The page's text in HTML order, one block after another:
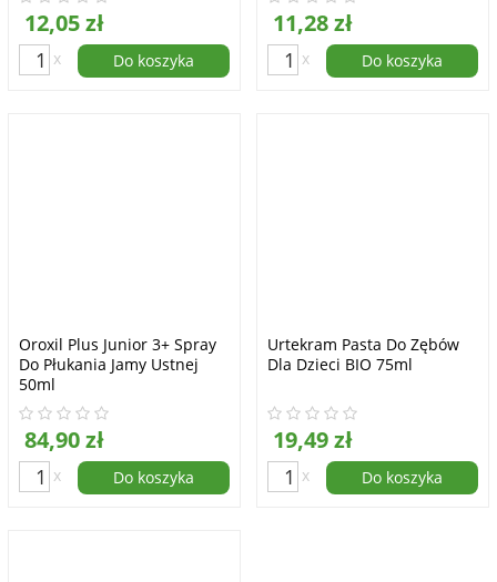
12,05 zł
x Do koszyka
11,28 zł
x Do koszyka
Oroxil Plus Junior 3+ Spray
Do Płukania Jamy Ustnej
50ml
84,90 zł
x Do koszyka
Urtekram Pasta Do Zębów
Dla Dzieci BIO 75ml
19,49 zł
x Do koszyka